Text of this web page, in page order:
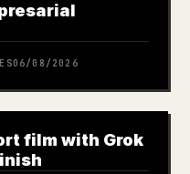
06/08/2026
film with Grok